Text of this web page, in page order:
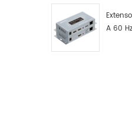
CAN
A 60